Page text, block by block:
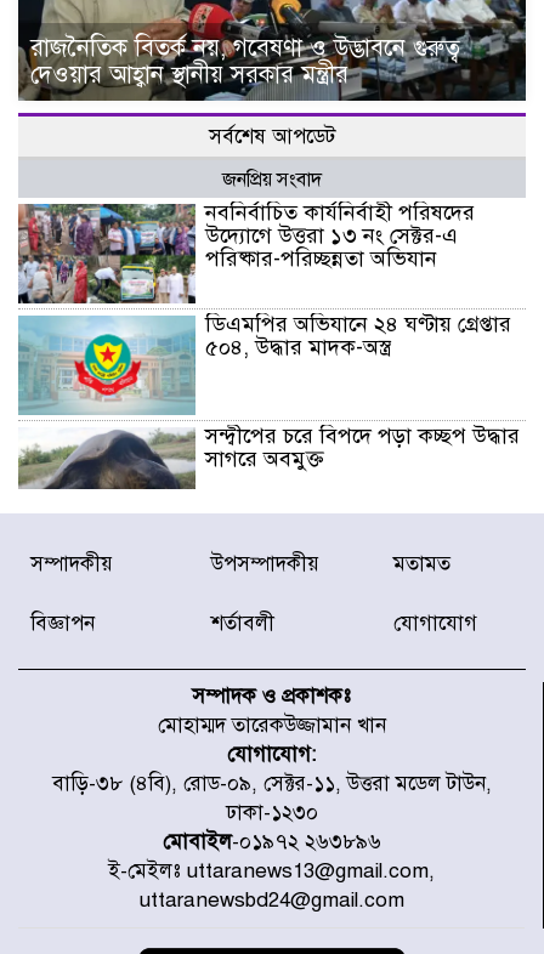
রাজনৈতিক বিতর্ক নয়, গবেষণা ও উদ্ভাবনে গুরুত্ব
দেওয়ার আহ্বান স্থানীয় সরকার মন্ত্রীর
সর্বশেষ আপডেট
জনপ্রিয় সংবাদ
নবনির্বাচিত কার্যনির্বাহী পরিষদের
উদ্যোগে উত্তরা ১৩ নং সেক্টর-এ
পরিষ্কার-পরিচ্ছন্নতা অভিযান
ডিএমপির অভিযানে ২৪ ঘণ্টায় গ্রেপ্তার
৫০৪, উদ্ধার মাদক-অস্ত্র
সন্দ্বীপের চরে বিপদে পড়া কচ্ছপ উদ্ধার
সাগরে অবমুক্ত
মাতারবাড়ী পৌঁছে নির্ধারিত কর্মসূচিতে
যোগ দিয়েছেন প্রধানমন্ত্রী
জেলা কমিটি অনুমোদন
গণঅভ্যুত্থানের তথ্য বিশ্বমিডিয়ায় পৌঁছে
দিতেন আদীব, গুমের চেষ্টা ৩ বার
বাঁশখালীকে বন্যা মুক্ত করার সকল
পদক্ষেপ নেয়া হবে- আসাদুল হাবিব দুলু
সম্পাদকীয় উপসম্পাদকীয় মতামত
বিজ্ঞাপন শর্তাবলী যোগাযোগ
সম্পাদক ও প্রকাশকঃ
মোহাম্মদ তারেকউজ্জামান খান
যোগাযোগ:
বাড়ি-৩৮ (৪বি), রোড-০৯, সেক্টর-১১, উত্তরা মডেল টাউন,
ঢাকা-১২৩০
মোবাইল-০১৯৭২ ২৬৩৮৯৬
ই-মেইলঃ uttaranews13@gmail.com,
uttaranewsbd24@gmail.com